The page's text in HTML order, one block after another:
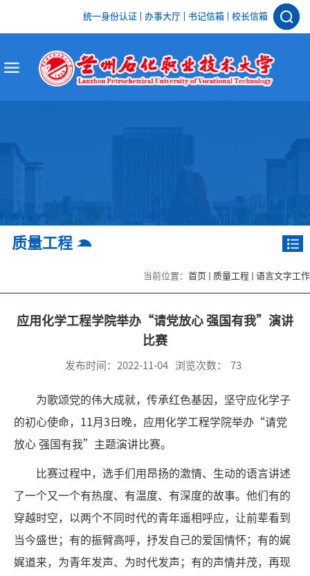
统一身份认证 办事大厅 书记信箱 校长信箱
质量工程
当前位置： 首页 质量工程 语言文字工作
应用化学工程学院举办“请党放心 强国有我”演讲
比赛
发布时间：2022-11-04 浏览次数： 73
为歌颂党的伟大成就，传承红色基因，坚守应化学子
的初心使命，11月3日晚，应用化学工程学院举办“请党
放心 强国有我”主题演讲比赛。
比赛过程中，选手们用昂扬的激情、生动的语言讲述
了一个又一个有热度、有温度、有深度的故事。他们有的
穿越时空，以两个不同时代的青年遥相呼应，让前辈看到
当今盛世；有的振臂高呼，抒发自己的爱国情怀；有的娓
娓道来，为青年发声、为时代发声；有的声情并茂，再现